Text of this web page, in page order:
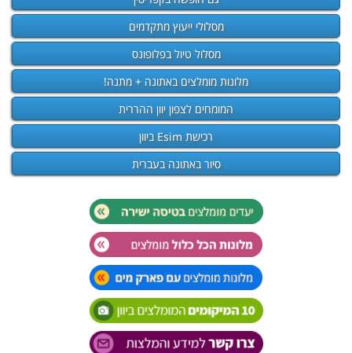
מסלולי ייעוץ מתקדמים
מסלול טיול בפלופונס
מלונות מומלצים באתונה + מתנה!
המומחים לצפון יוון ההררית
רכישת Esim ביוון
סיור באתונה בעברית